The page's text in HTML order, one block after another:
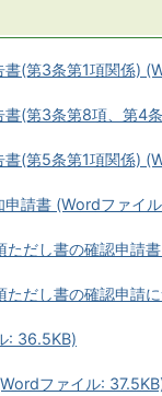
書(第3条第1項関係)
書(第3条第8項、第4
書(第5条第1項関係)
申請書 (Wordファイ
ただし書の確認申請
ただし書の確認申請
: 36.5KB)
ファイル: